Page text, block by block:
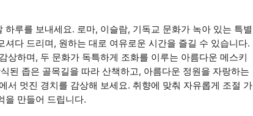
루를 보내세요. 로마, 이슬람, 기독교 문화가 녹아 있는 특별
다 드리며, 원하는 대로 여유로운 시간을 즐길 수 있습니다.
상하며, 두 문화가 독특하게 조화를 이루는 아름다운 메스키
된 좁은 골목길을 따라 산책하고, 아름다운 정원을 자랑하는
서 멋진 경치를 감상해 보세요. 취향에 맞춰 자유롭게 조절 가
을 만들어 드립니다.